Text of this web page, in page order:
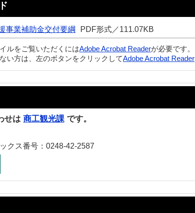
事業補助金交付要綱 PDF形式／111.07KB
ルをご覧いただくにはAdobe Acrobat Readerが必要です。
い方は、左のボタンをクリックしてAdobe Acrobat Reader
せは 商工観光課 です。
クス番号：0248-42-2587